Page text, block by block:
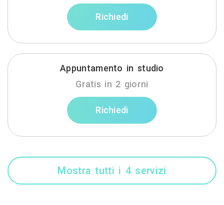
Richiedi
Appuntamento in studio
Gratis in 2 giorni
Richiedi
Mostra tutti i 4 servizi